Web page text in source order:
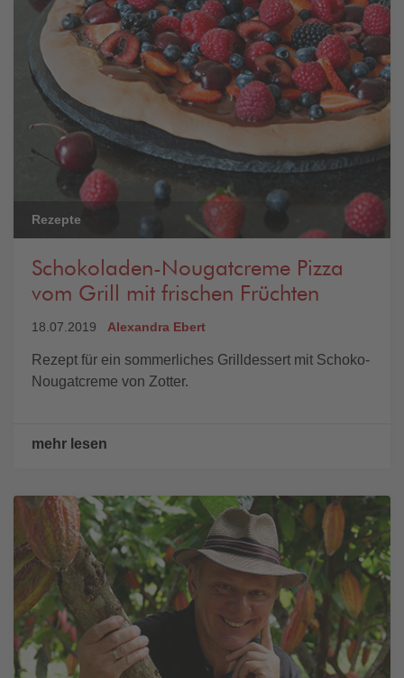
Rezepte
Schokoladen-Nougatcreme Pizza
vom Grill mit frischen Früchten
18.07.2019 Alexandra Ebert
Rezept für ein sommerliches Grilldessert mit Schoko-
Nougatcreme von Zotter.
mehr lesen